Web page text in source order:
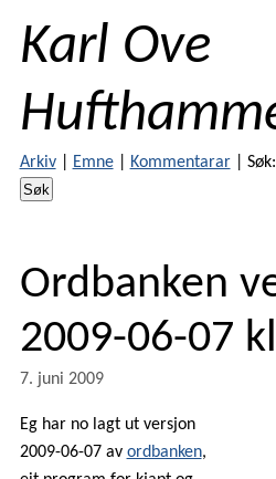
Karl Ove
Arkiv| Emne| Kommentarar| Søk:
Ordbanken
2009-06-07
7. juni 2009
Eg har no lagt ut versjon
2009-06-07 av ordbanken,